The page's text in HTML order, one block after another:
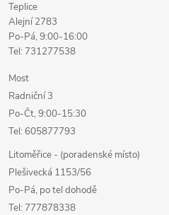
Teplice
Alejní 2783
Po-Pá, 9:00-16:00
Tel: 731277538
Most
Radniční 3
Po-Čt, 9:00-15:30
Tel: 605877793
Litoměřice - (poradenské místo)
Plešivecká 1153/56
Po-Pá, po tel dohodě
Tel: 777878338